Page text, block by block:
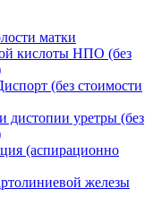
матки
кислоты НПО (без
(без стоимости
дистопии уретры (без
(аспирационно
железы